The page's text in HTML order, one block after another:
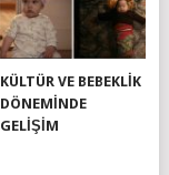
KÜLTÜR VE BEBEKLIK
DÖNEMINDE
GELIŞIM